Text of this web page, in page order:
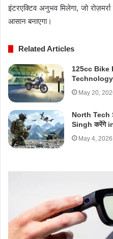
इंटरएक्टिव अनुभव मिलेगा, जो
आसान बनाएगा।
Related Articles
125cc Bike
Technology
May 20,
North Tech
Singh करेंगे
May 4, 2026